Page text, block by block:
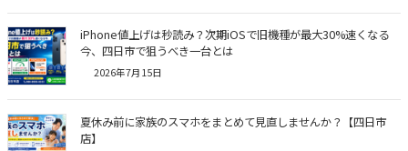
iPhone値上げは秒読み？次期iOSで旧機種が最大30%速くなる
今、四日市で狙うべき一台とは
2026年7月15日
夏休み前に家族のスマホをまとめて見直しませんか？【四日市
店】